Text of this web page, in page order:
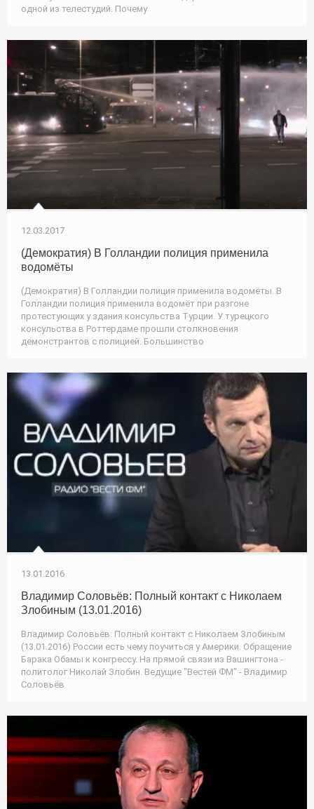
одной из телестудий. Почему
12.03.2017
(Демократия) В Голландии полиция применила
водомёты
(Демократия) В Голландии полиция применила водомёты. В
Голландии полиция применила водомёт при разгоне
протестующих у здания консульства Турции. У турецкого
консульства в Роттердаме прошли столкновения
демонстрантов с полицией. Большинство
13.01.2016
Владимир Соловьёв: Полный контакт с Николаем
Злобиным (13.01.2016)
Владимир Соловьёв: Полный контакт с Николаем Злобиным
(13.01.2016) России есть чему поучиться у Америки. Обращение
Барака Обамы к конгрессу. На прямой связи из Вашингтона -
политолог Николай Злобин. Ведущие "Вестей ФМ" - Владимир
Соловьёв